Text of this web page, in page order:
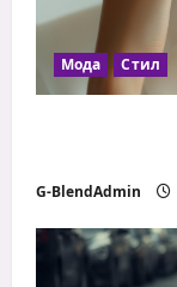
Мода Стил
G-BlendAdmin